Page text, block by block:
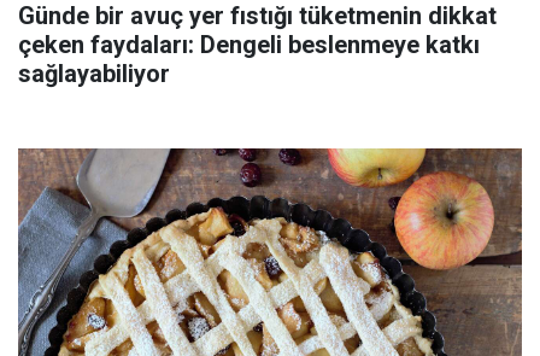
Günde bir avuç yer fıstığı tüketmenin dikkat
çeken faydaları: Dengeli beslenmeye katkı
sağlayabiliyor